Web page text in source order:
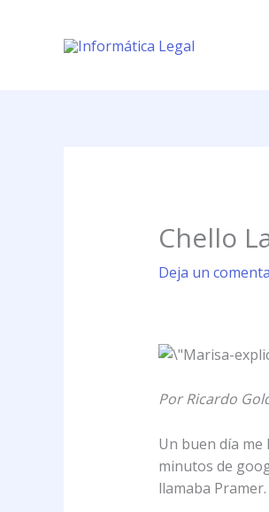
contenido
Chello
Deja un
Por Ricardo
Un buen día
minutos de
llamaba